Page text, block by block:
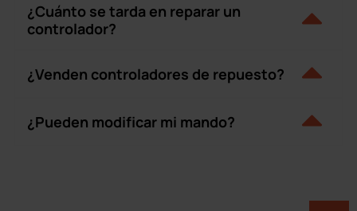
¿Cuánto se tarda en reparar un
controlador?
¿Venden controladores de repuesto?
¿Pueden modificar mi mando?